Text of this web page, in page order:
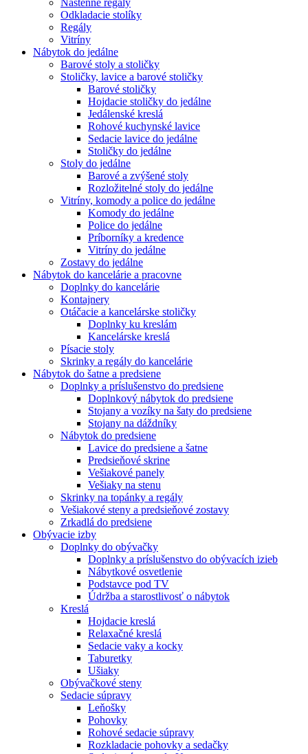
Odkladacie stolíky
Regály
Vitríny
Nábytok do jedálne
Barové stoly a stoličky
Stoličky, lavice a barové stoličky
Barové stoličky
Hojdacie stoličky do jedálne
Jedálenské kreslá
Rohové kuchynské lavice
Sedacie lavice do jedálne
Stoličky do jedálne
Stoly do jedálne
Barové a zvýšené stoly
Rozložitelné stoly do jedálne
Vitríny, komody a police do jedálne
Komody do jedálne
Police do jedálne
Príborníky a kredence
Vitríny do jedálne
Zostavy do jedálne
Nábytok do kancelárie a pracovne
Doplnky do kancelárie
Kontajnery
Otáčacie a kancelárske stoličky
Doplnky ku kreslám
Kancelárske kreslá
Písacie stoly
Skrinky a regály do kancelárie
Nábytok do šatne a predsiene
Doplnky a príslušenstvo do predsiene
Doplnkový nábytok do predsiene
Stojany a vozíky na šaty do predsiene
Stojany na dáždníky
Nábytok do predsiene
Lavice do predsiene a šatne
Predsieňové skrine
Vešiakové panely
Vešiaky na stenu
Skrinky na topánky a regály
Vešiakové steny a predsieňové zostavy
Zrkadlá do predsiene
Obývacie izby
Doplnky do obývačky
Doplnky a príslušenstvo do obývacích izieb
Nábytkové osvetlenie
Podstavce pod TV
Údržba a starostlivosť o nábytok
Kreslá
Hojdacie kreslá
Relaxačné kreslá
Sedacie vaky a kocky
Taburetky
Ušiaky
Obývačkové steny
Sedacie súpravy
Leňošky
Pohovky
Rohové sedacie súpravy
Rozkladacie pohovky a sedačky